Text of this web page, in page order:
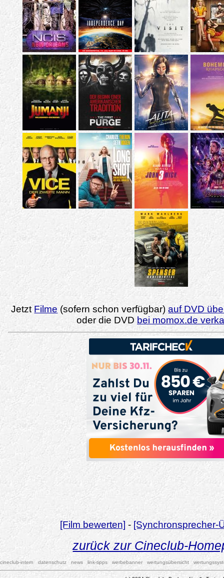
Jetzt Filme (sofern schon verfügbar)auf DVD
oder die DVD bei momox.de
[Film bewerten] - [Synchronsprecher-
zurück zur Cineclub-
cineclub-intern datenschutz news link-tipps werbebanner wertungsübersicht